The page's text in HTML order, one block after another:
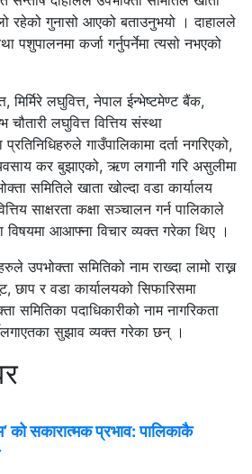
रहेको गुनासो आएको बताउनुभयो । दाहालले
पशुपालनमा कर्जा गर्नुपर्नेमा त्यसो नभएको
मिर्मिरे लघुवित्त, नेपाल ईन्भेष्टमेण्ट बैंक,
चौतारी लघुवित्त वित्तिय संस्था
गाउँपालिकामा दर्ता नगरिएको,
व्यवसाय कर बुझाएको, ऋण लगानी गरि असुलीमा
समितिले खाता खोल्दा वडा कार्यालय
साक्षरता कक्षा सञ्चालन गर्न पालिकाले
विषयमा आआफ्ना विचार व्यक्त गरेका थिए ।
उपभोक्ता समितिको नाम राख्दा लामो राख्न
छाप र वडा कार्यालयको सिफारिसमा
समितिका पदाधिकारीको नाम नागरिकता
सुझाव व्यक्त गरेका छन् ।
को सकारात्मक प्रभाव: पालिकाकै